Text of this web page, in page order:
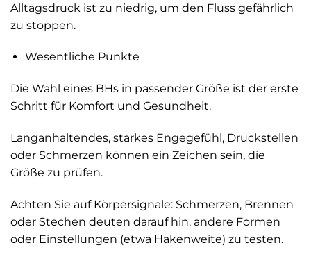
Alltagsdruck ist zu niedrig, um den Fluss gefährlich
zu stoppen.
Wesentliche Punkte
Die Wahl eines BHs in passender Größe ist der erste
Schritt für Komfort und Gesundheit.
Langanhaltendes, starkes Engegefühl, Druckstellen
oder Schmerzen können ein Zeichen sein, die
Größe zu prüfen.
Achten Sie auf Körpersignale: Schmerzen, Brennen
oder Stechen deuten darauf hin, andere Formen
oder Einstellungen (etwa Hakenweite) zu testen.